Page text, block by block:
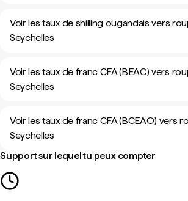
Voir les taux de shilling ougandais vers
Seychelles
Voir les taux de franc CFA (BEAC) vers
Seychelles
Voir les taux de franc CFA (BCEAO) vers
Seychelles
Support sur lequel tu peux compter